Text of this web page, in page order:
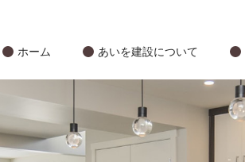
ホーム あいを建設について